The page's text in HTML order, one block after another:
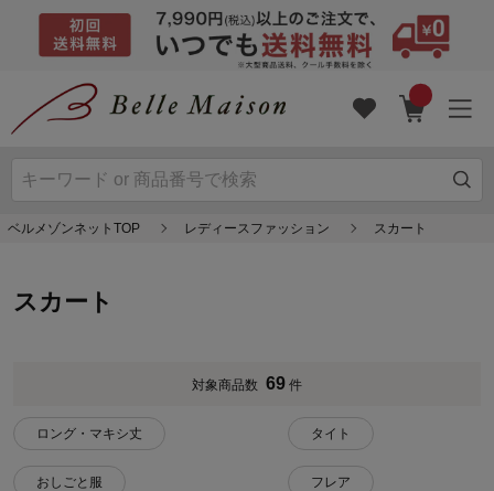
ベルメゾンネットTOP レディースファッション スカート
スカート
対象商品数 69 件
ロング・マキシ丈
おしごと服
タイト
フレア